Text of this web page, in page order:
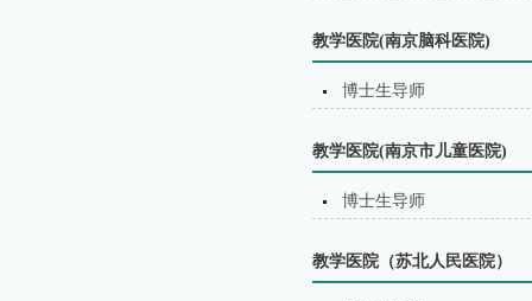
教学医院(南京脑科医院)
博士生导师
教学医院(南京市儿童医院)
博士生导师
教学医院（苏北⼈⺠医院）